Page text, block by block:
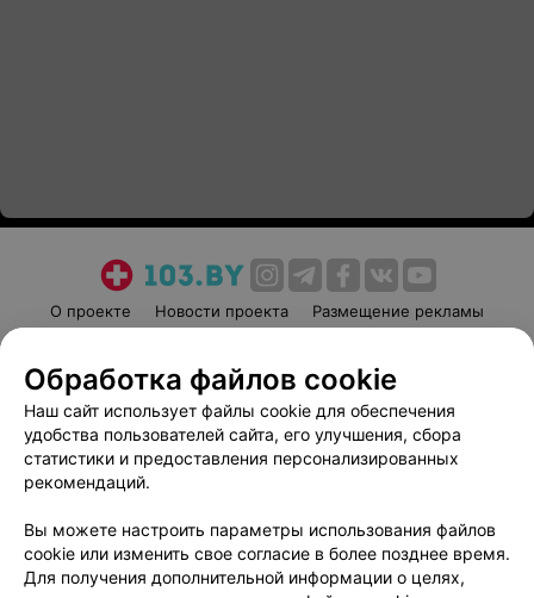
О проекте Новости проекта
Размещение рекламы
Пользовательское соглашение
Способы оплаты
Вакансии
Партнеры
Написать руководителю 103.by
Обработка персональных данных
Обработка файлов cookie
Наш сайт использует файлы cookie для обеспечения
удобства пользователей сайта, его улучшения, сбора
статистики и предоставления персонализированных
рекомендаций.
Вы можете настроить параметры использования файлов
cookie или изменить свое согласие в более позднее время.
Для получения дополнительной информации о целях,